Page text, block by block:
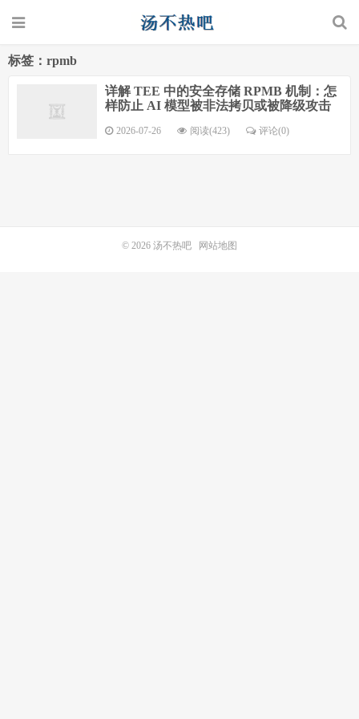
标签：rpmb
详解 TEE 中的安全存储 RPMB 机制：怎
样防止 AI 模型被非法拷贝或被降级攻击
2026-07-26 阅读(423) 评论(0)
© 2026 汤不热吧 网站地图